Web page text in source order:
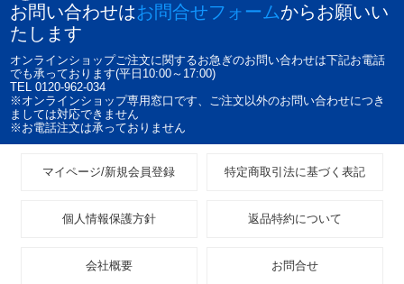
お問い合わせはお問合せフォームからお願いい
たします
オンラインショップご注文に関するお急ぎのお問い合わせは下記お電話
でも承っております(平日10:00～17:00)
TEL 0120-962-034
※オンラインショップ専用窓口です、ご注文以外のお問い合わせにつき
ましては対応できません
※お電話注文は承っておりません
マイページ/新規会員登録 特定商取引法に基づく表記
個人情報保護方針 返品特約について
会社概要 お問合せ